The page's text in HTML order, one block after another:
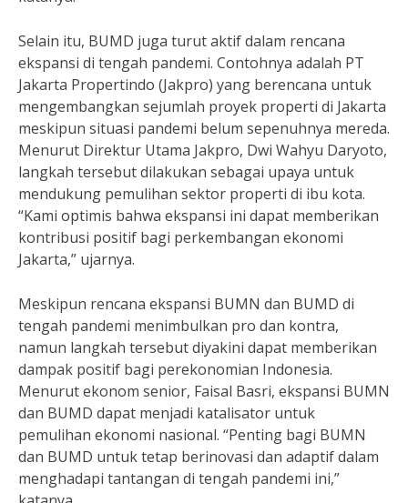
Selain itu, BUMD juga turut aktif dalam rencana
ekspansi di tengah pandemi. Contohnya adalah PT
Jakarta Propertindo (Jakpro) yang berencana untuk
mengembangkan sejumlah proyek properti di Jakarta
meskipun situasi pandemi belum sepenuhnya mereda.
Menurut Direktur Utama Jakpro, Dwi Wahyu Daryoto,
langkah tersebut dilakukan sebagai upaya untuk
mendukung pemulihan sektor properti di ibu kota.
“Kami optimis bahwa ekspansi ini dapat memberikan
kontribusi positif bagi perkembangan ekonomi
Jakarta,” ujarnya.
Meskipun rencana ekspansi BUMN dan BUMD di
tengah pandemi menimbulkan pro dan kontra,
namun langkah tersebut diyakini dapat memberikan
dampak positif bagi perekonomian Indonesia.
Menurut ekonom senior, Faisal Basri, ekspansi BUMN
dan BUMD dapat menjadi katalisator untuk
pemulihan ekonomi nasional. “Penting bagi BUMN
dan BUMD untuk tetap berinovasi dan adaptif dalam
menghadapi tantangan di tengah pandemi ini,”